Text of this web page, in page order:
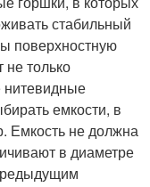
стабильный
поверхностную
не только
нитевидные
емкости, в
Емкость не должна
в диаметре